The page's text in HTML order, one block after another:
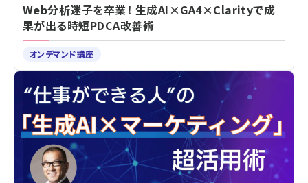
Web分析迷子を卒業！ 生成AI×GA4×Clarityで成
果が出る時短PDCA改善術
オンデマンド講座